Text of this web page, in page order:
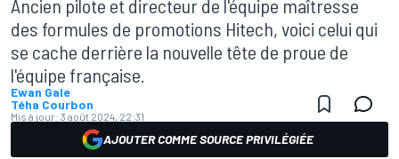
Ancien pilote et directeur de l'équipe maîtresse
des formules de promotions Hitech, voici celui qui
se cache derrière la nouvelle tête de proue de
l'équipe française.
Ewan Gale
Téha Courbon
Mis à jour: 3 août 2024, 22:31
AJOUTER COMME SOURCE PRIVILÉGIÉE